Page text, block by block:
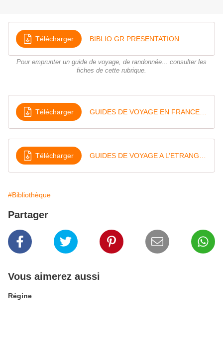
Télécharger BIBLIO GR PRESENTATION
Pour emprunter un guide de voyage, de randonnée... consulter les
fiches de cette rubrique.
Télécharger
Télécharger
#Bibliothèque
Partager
Vous aimerez aussi
Régine